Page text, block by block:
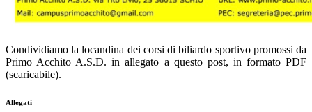
Condividiamo la locandina dei corsi di biliardo sportivo promossi da
Primo Acchito A.S.D. in allegato a questo post, in formato PDF
(scaricabile).
Allegati